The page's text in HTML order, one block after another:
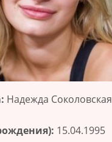
Надежда Соколовская
15.04.1995